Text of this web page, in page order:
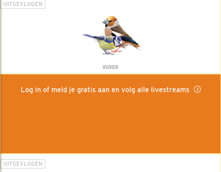
UITGEVLOGEN
VIJVER
Log in of meld je gratis aan en volg alle livestreams
UITGEVLOGEN